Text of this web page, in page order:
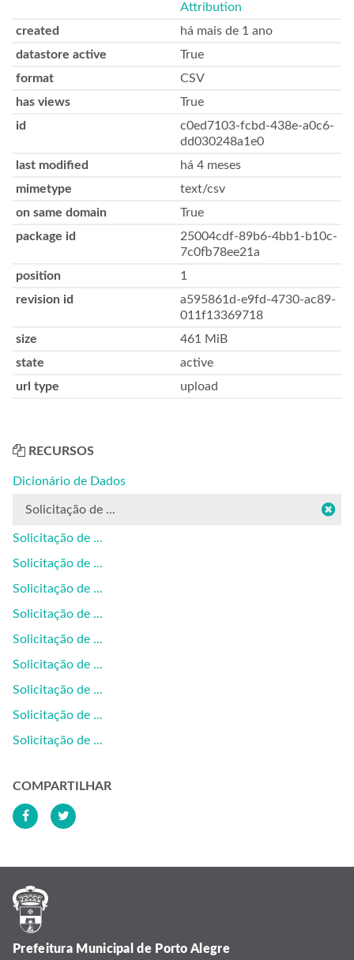
Attribution
created
há mais de 1 ano
datastore active
True
format
CSV
has views
True
id
c0ed7103-fcbd-438e-a0c6-
dd030248a1e0
last modified
há 4 meses
mimetype
text/csv
on same domain
True
package id
25004cdf-89b6-4bb1-b10c-
7c0fb78ee21a
position
1
revision id
a595861d-e9fd-4730-ac89-
011f13369718
size
461 MiB
state
active
url type
upload
RECURSOS
Dicionário de Dados
Solicitação de ...
Solicitação de ...
Solicitação de ...
Solicitação de ...
Solicitação de ...
Solicitação de ...
Solicitação de ...
Solicitação de ...
Solicitação de ...
Solicitação de ...
COMPARTILHAR
Prefeitura Municipal de Porto Alegre